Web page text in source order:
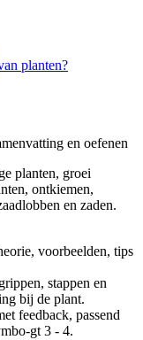
planten?
en oefenen
planten, groei
ontkiemen,
en zaden.
voorbeelden, tips
stappen en
bij de plant.
feedback, passend
gt 3 - 4.